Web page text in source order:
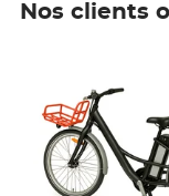
Nos clients